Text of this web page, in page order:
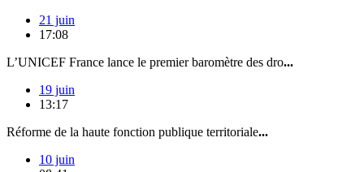
21 juin
17:08
L’UNICEF France lance le premier baromètre des dro...
19 juin
13:17
Réforme de la haute fonction publique territoriale...
10 juin